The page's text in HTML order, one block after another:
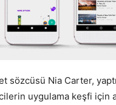
sözcüsü Nia Carter,
uygulama keşfi için